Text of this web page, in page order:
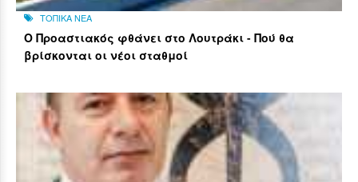
ΤΟΠΙΚΑ ΝΕΑ
Ο Προαστιακός φθάνει στο Λουτράκι - Πού θα
βρίσκονται οι νέοι σταθμοί